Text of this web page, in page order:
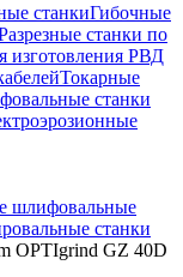
станкиГибочные
станки по
изготовления РВД
Токарные
станки
шлифовальные
станки
OPTIgrind GZ 40D